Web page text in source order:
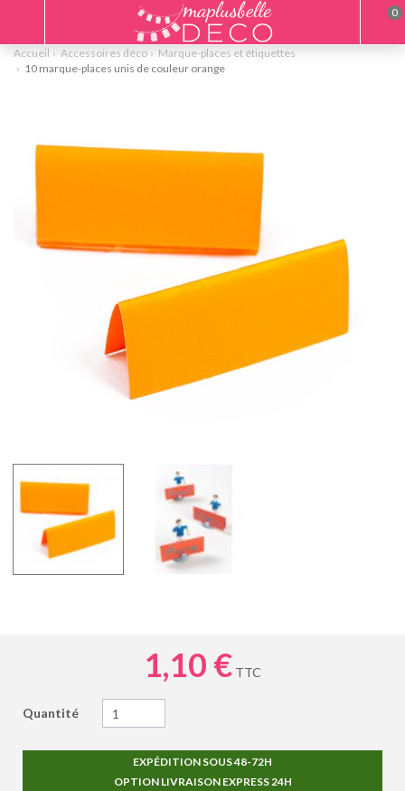
Accueil Accessoires déco
Marque-places et étiquettes
10 marque-places unis de couleur orange
1,10 € TTC
Quantité
EXPÉDITION SOUS 48-72H
OPTION LIVRAISON EXPRESS 24H
0